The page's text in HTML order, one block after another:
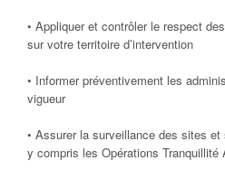
• Appliquer et contrôler le respect
sur votre territoire d’intervention
• Informer préventivement les
vigueur
• Assurer la surveillance des sites
y compris les Opérations Tranquillité